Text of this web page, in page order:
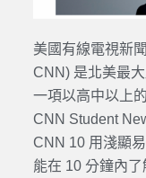
美國有線電視新
CNN) 是北美最
一項以高中以上
CNN Student
CNN 10 用淺顯
能在 10 分鐘內